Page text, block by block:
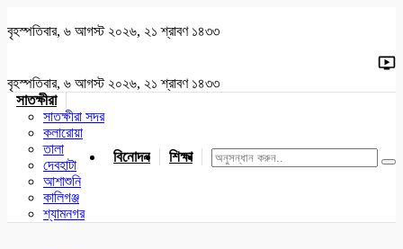
বৃহস্পতিবার, ৬ আগস্ট ২০২৬, ২১ শ্রাবণ ১৪৩৩
বৃহস্পতিবার, ৬ আগস্ট ২০২৬, ২১ শ্রাবণ ১৪৩৩
সাতক্ষীরা
সাতক্ষীরা সদর
কলারোয়া
তালা
দেবহাটা
আশাশুনি
কালিগঞ্জ
শ্যামনগর
বিনোদন শিক্ষা খেলাধুলা জাতীয় যশোর